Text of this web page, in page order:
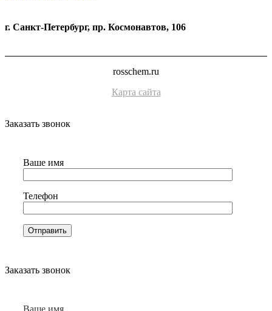
г. Санкт-Петербург, пр. Космонавтов, 106
rosschem.ru
Карта сайта
Заказать звонок
Ваше имя
Телефон
Заказать звонок
Ваше имя